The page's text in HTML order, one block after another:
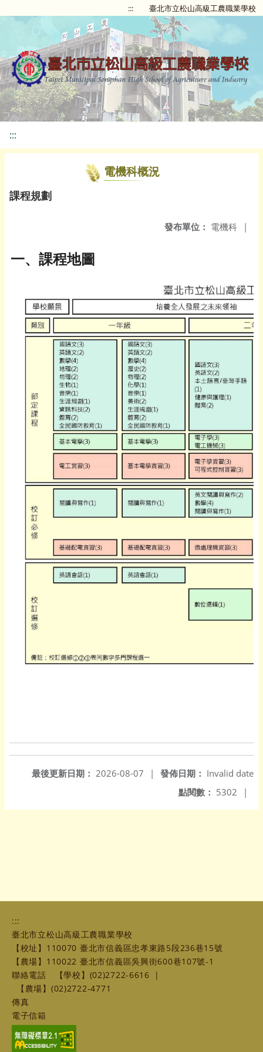
::: 臺北市立松山高級工農職業學校
:::
電機科概況
課程規劃
發布單位： 電機科 |
一、課程地圖
發佈日期： Invalid date
最後更新日期： 2026-08-07
|
點閱數： 5302 |
:::
臺北市立松山高級工農職業學校
【校址】110070 臺北市信義區忠孝東路5段236巷15號
【農場】110022 臺北市信義區吳興街600巷107號-1
聯絡電話
【學校】(02)2722-6616
|
【農場】(02)2722-4771
傳真
電子信箱